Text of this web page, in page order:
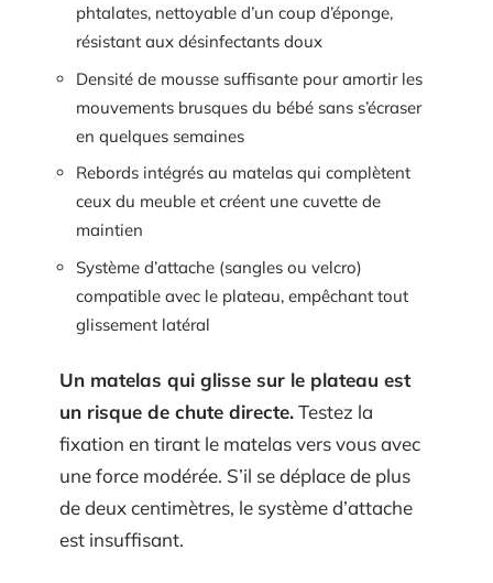
phtalates, nettoyable d’un coup d’éponge,
résistant aux désinfectants doux
Densité de mousse suffisante pour amortir les
mouvements brusques du bébé sans s’écraser
en quelques semaines
Rebords intégrés au matelas qui complètent
ceux du meuble et créent une cuvette de
maintien
Système d’attache (sangles ou velcro)
compatible avec le plateau, empêchant tout
glissement latéral
Un matelas qui glisse sur le plateau est
un risque de chute directe.Testez la
fixation en tirant le matelas vers vous avec
une force modérée. S’il se déplace de plus
de deux centimètres, le système d’attache
est insuffisant.